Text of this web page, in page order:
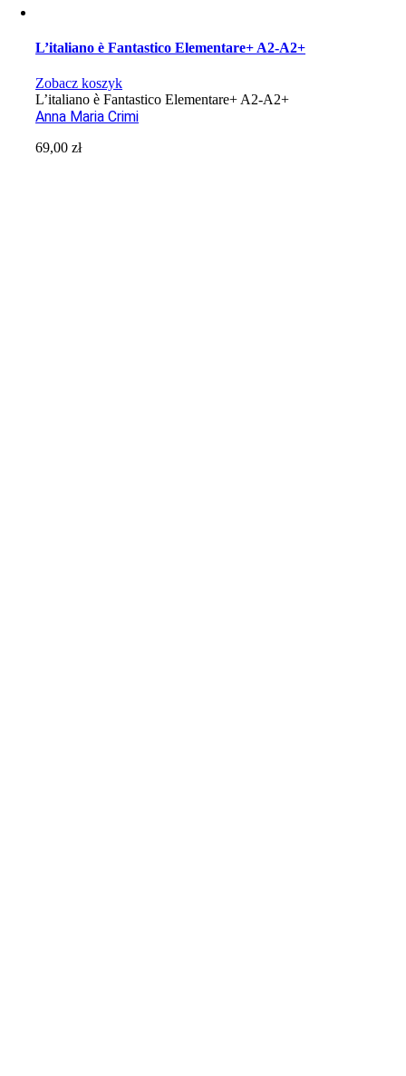
L’italiano è Fantastico Elementare+ A2-A2+
Zobacz koszyk
L’italiano è Fantastico Elementare+ A2-A2+
Anna Maria Crimi
69,00zł